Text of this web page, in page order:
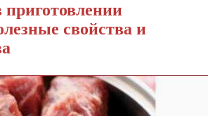
приготовлении
свойства и